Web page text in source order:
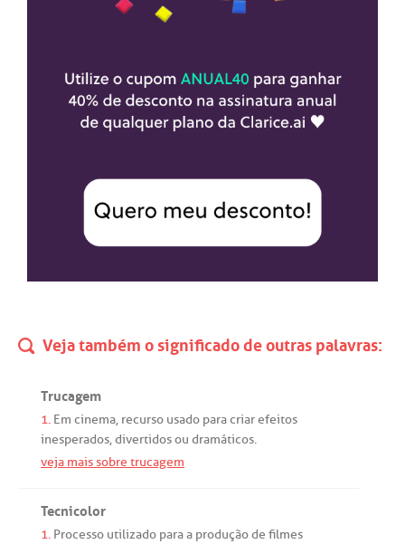
Veja também o significado de outras palavras:
Trucagem
1. Em cinema, recurso usado paracriarefeitos
inesperados,divertidosou dramáticos.
veja mais sobre trucagem
Tecnicolor
1. Processo utilizado paraa produçãode filmes